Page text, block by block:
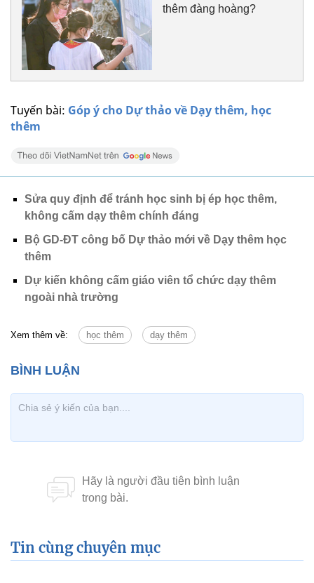
Tuyến bài: Góp ý cho Dự thảo về Dạy thêm, học
thêm
thêm đàng hoàng?
Sửa quy định để tránh học sinh bị ép học thêm,
không cấm dạy thêm chính đáng
Bộ GD-ĐT công bố Dự thảo mới về Dạy thêm học
thêm
Dự kiến không cấm giáo viên tổ chức dạy thêm
ngoài nhà trường
Xem thêm về: học thêm dạy thêm
Tin cùng chuyên mục